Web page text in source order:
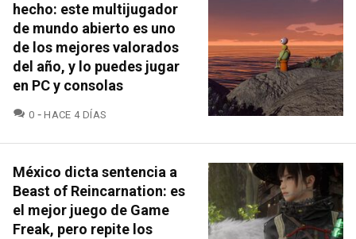
hecho: este multijugador
de mundo abierto es uno
de los mejores valorados
del año, y lo puedes jugar
en PC y consolas
0 COMENTARIOS
HACE 4 DÍAS
México dicta sentencia a
Beast of Reincarnation: es
el mejor juego de Game
Freak, pero repite los